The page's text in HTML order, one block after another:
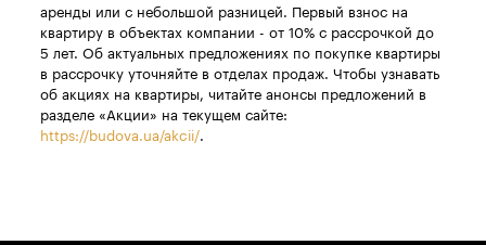
аренды или с небольшой разницей. Первый взнос на
квартиру в объектах компании - от 10% с рассрочкой до
5 лет. Об актуальных предложениях по покупке квартиры
в рассрочку уточняйте в отделах продаж. Чтобы узнавать
об акциях на квартиры, читайте анонсы предложений в
разделе «Акции» на текущем сайте:
https://budova.ua/akcii/.